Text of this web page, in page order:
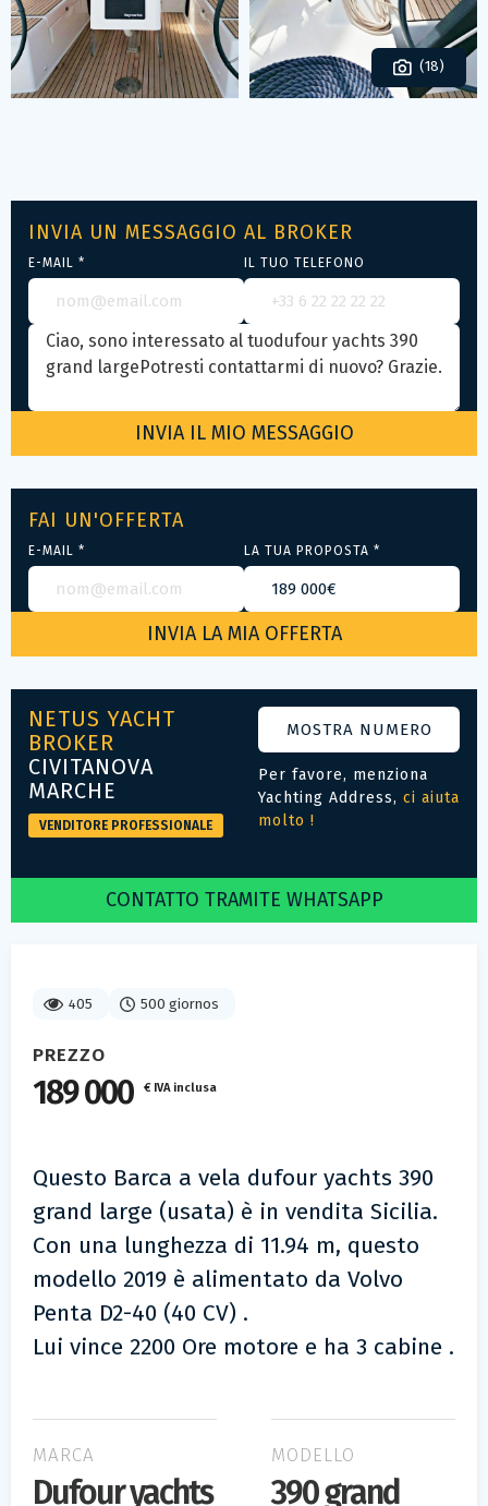
(18)
405 500 giornos
PREZZO
189 000 € IVA inclusa
Questo Barca a vela dufour yachts 390
grand large (usata) è in vendita Sicilia.
Con una lunghezza di 11.94 m, questo
modello 2019 è alimentato da Volvo
Penta D2-40 (40 CV) .
Lui vince 2200 Ore motore e ha 3 cabine .
MARCA
Dufour yachts
MODELLO
390 grand
INVIA UN MESSAGGIO AL BROKER
E-MAIL * IL TUO TELEFONO
FAI UN'OFFERTA
E-MAIL * LA TUA PROPOSTA *
NETUS YACHT
BROKER
CIVITANOVA
MARCHE
VENDITORE PROFESSIONALE
MOSTRA NUMERO
Per favore, menziona
Yachting Address, ci aiuta
molto !
CONTATTO TRAMITE WHATSAPP